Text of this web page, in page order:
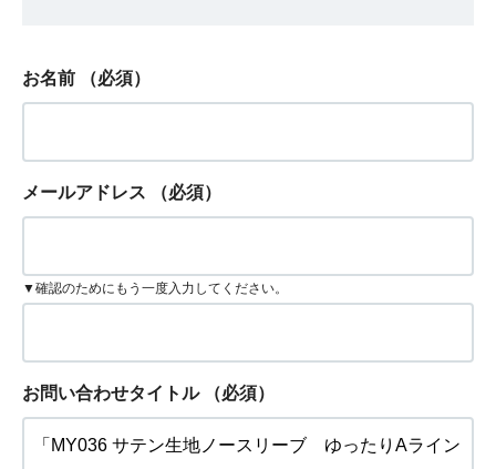
お名前 （必須）
メールアドレス （必須）
▼確認のためにもう一度入力してください。
お問い合わせタイトル （必須）